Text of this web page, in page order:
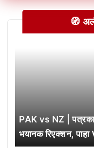
🧭
PAK vs NZ |
भयानक रिएक्शन,